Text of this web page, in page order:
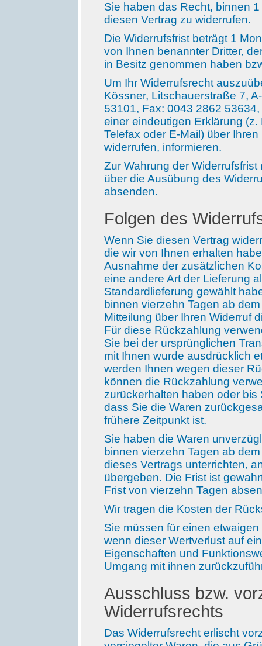
Sie haben das Recht, binnen
diesen Vertrag zu widerrufen.
Die Widerrufsfrist beträgt 1
von Ihnen benannter Dritter,
in Besitz genommen haben
Um Ihr Widerrufsrecht
Kössner, Litschauerstraße 7,
53101, Fax: 0043 2862
einer eindeutigen Erklärung
Telefax oder E-Mail) über
widerrufen, informieren.
Zur Wahrung der
über die Ausübung des
absenden.
Folgen des
Wenn Sie diesen Vertrag
die wir von Ihnen erhalten
Ausnahme der zusätzlichen
eine andere Art der Lieferung
Standardlieferung gewählt
binnen vierzehn Tagen ab
Mitteilung über Ihren Widerruf
Für diese Rückzahlung
Sie bei der ursprünglichen
mit Ihnen wurde ausdrücklich
werden Ihnen wegen dieser
können die Rückzahlung
zurückerhalten haben oder
dass Sie die Waren
frühere Zeitpunkt ist.
Sie haben die Waren
binnen vierzehn Tagen ab
dieses Vertrags unterrichten,
übergeben. Die Frist ist
Frist von vierzehn Tagen
Wir tragen die Kosten der
Sie müssen für einen
wenn dieser Wertverlust auf
Eigenschaften und
Umgang mit ihnen
Ausschluss bzw.
Widerrufsrechts
Das Widerrufsrecht erlischt